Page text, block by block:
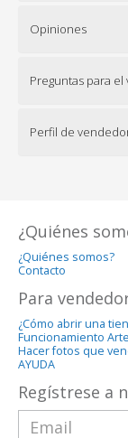
Opiniones
Preguntas para
Perfil de
¿Quiénes
¿Quiénes somos?
Contacto
Para
¿Cómo abrir una
Funcionamiento
Hacer fotos que
AYUDA
Regístrese a